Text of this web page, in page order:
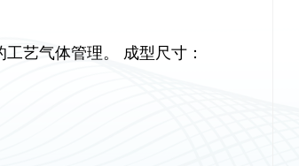
艺气体管理。 成型尺寸：